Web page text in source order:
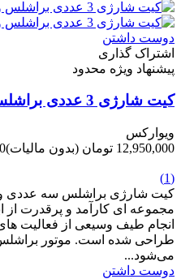
دوست داشتن
اشتراک گذاری
پیشنهاد ویژه محدود
کیت شارژی 3 عددی براشلس ویوارکس VR2403-BCK
ویوارکس
12,950,000 تومان
(بدون مالیات)
(1)
مجموعه ای کارآمد و پرقدرت
انجام طیف وسیعی از فعالیت
طراحی شده است. موتور
می‌شود...
دوست داشتن